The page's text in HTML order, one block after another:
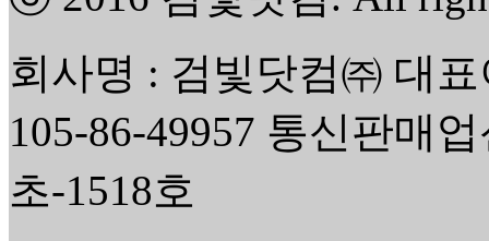
회사명 : 검빛닷컴㈜ 대
105-86-49957 통신판매
초-1518호